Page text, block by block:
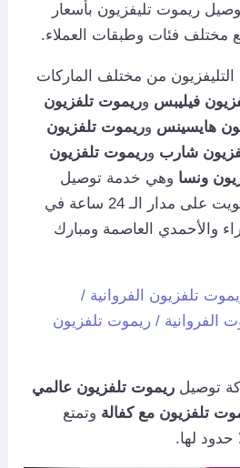
ريموت تليفزيون بأسعار
مختلف فئات وطبقات العملاء.
من مختلف الماركات
فيليبس وريموت تلفزيون
هايسينس وريموت تلفزيون
شارب وريموت تلفزيون
ونسا وهي خدمة توصيل
متاحة لأي مكان في الكويت على مدار الـ 24 ساعة في
والأحمدي العاصمة ومبارك
تلفزيون الفروانية /
ريموت الفروانية / ريموت تلفزيون
توصيل ريموت تلفزيون عالمي
تلفزيون مع كفالة وتمتع
حدود لها.